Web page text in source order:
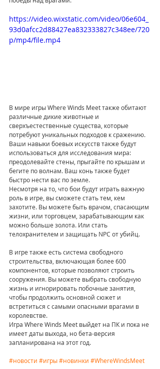
https://video.wixstatic.com/video/06e604_
93d0afcc2d88427ea832333827c348ee/720
p/mp4/file.mp4
В мире игры Where Winds Meet также обитают
различные дикие животные и
сверхъестественные существа, которые
потребуют уникальных подходов к сражению.
Ваши навыки боевых искусств также будут
использоваться для исследования мира:
преодолевайте стены, прыгайте по крышам и
бегите по волнам. Ваш конь также будет
быстро нести вас по земле.
Несмотря на то, что бои будут играть важную
роль в игре, вы сможете стать тем, кем
захотите. Вы можете быть врачом, спасающим
жизни, или торговцем, зарабатывающим как
можно больше золота. Или стать
телохранителем и защищать NPC от убийц.
В игре также есть система свободного
строительства, включающая более 600
компонентов, которые позволяют строить
сооружения. Вы можете выбрать свободную
жизнь и игнорировать побочные занятия,
чтобы продолжить основной сюжет и
встретиться с самыми опасными врагами в
королевстве.
Игра Where Winds Meet выйдет на ПК и пока не
имеет даты выхода, но бета-версия
запланирована на этот год.
#новости #игры#новинки #WhereWindsMeet